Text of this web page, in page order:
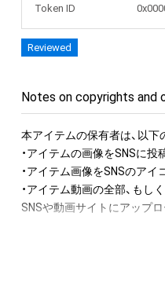
Token ID
Reviewed
Notes on copyrights and
本アイテムの保有者は、以下
・アイテムの画像をSNSに投
・アイテム画像をSNSのアイ
・アイテム動画の全部、もし
SNSや動画サイトにアップ
・本アイテムに関する創作